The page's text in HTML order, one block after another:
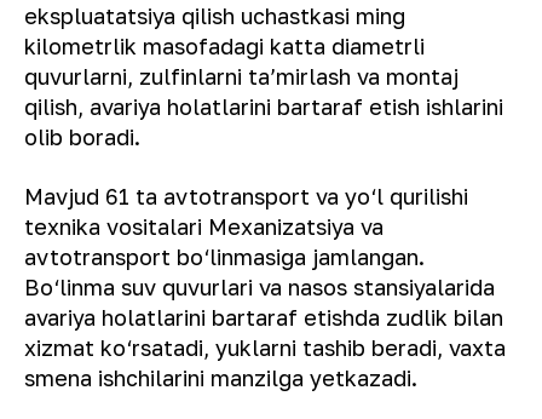
ekspluatatsiya qilish uchastkasi ming
kilometrlik masofadagi katta diametrli
quvurlarni, zulfinlarni ta’mirlash va montaj
qilish, avariya holatlarini bartaraf etish ishlarini
olib boradi.
Mavjud 61 ta avtotransport va yo‘l qurilishi
texnika vositalari Mexanizatsiya va
avtotransport bo‘linmasiga jamlangan.
Bo‘linma suv quvurlari va nasos stansiyalarida
avariya holatlarini bartaraf etishda zudlik bilan
xizmat ko‘rsatadi, yuklarni tashib beradi, vaxta
smena ishchilarini manzilga yetkazadi.